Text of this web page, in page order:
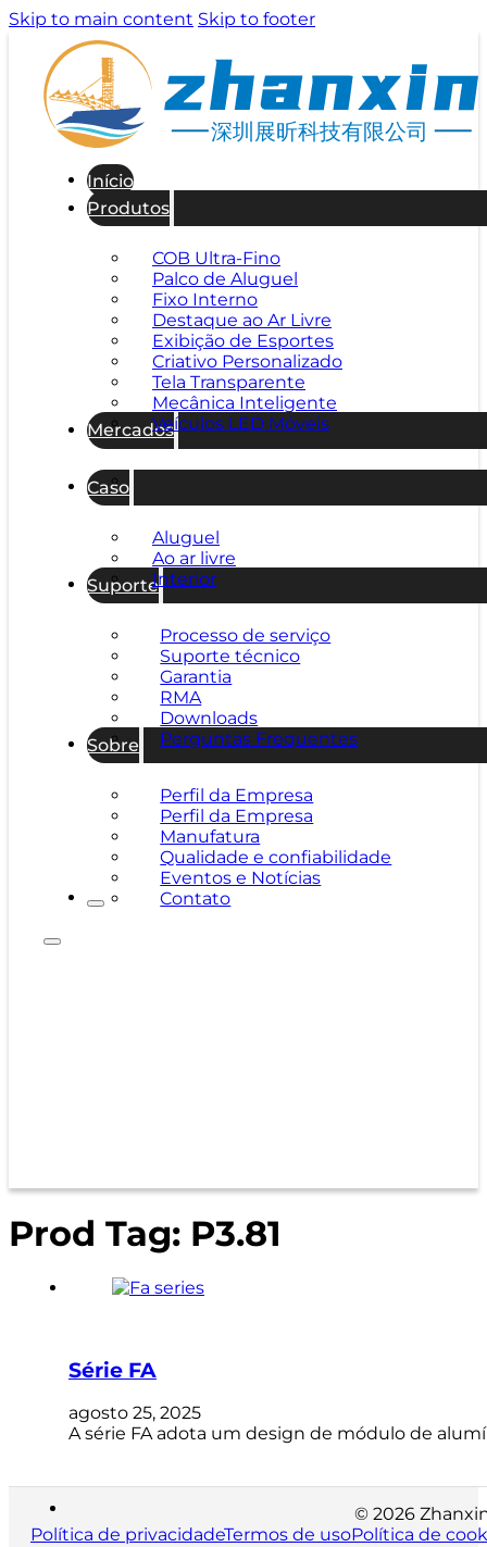
Skip to main content Skip to footer
深圳展昕科技有限公司
Início
Produtos
COB Ultra-Fino
Palco de Aluguel
Fixo Interno
Destaque ao Ar Livre
Exibição de Esportes
Criativo Personalizado
Tela Transparente
Mecânica Inteligente
Veículos LED Móveis
Mercados
Caso
Aluguel
Ao ar livre
Interior
Suporte
Processo de serviço
Suporte técnico
Garantia
RMA
Downloads
Perguntas Frequentes
Sobre
Perfil da Empresa
Perfil da Empresa
Manufatura
Qualidade e confiabilidade
Eventos e Notícias
Contato
Prod Tag: P3.81
Série FA
agosto 25, 2025
A série FA adota um design de módulo de
© 2026
Política de privacidadeTermos de usoPolítica de